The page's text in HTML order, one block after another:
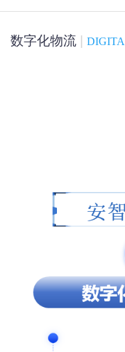
数字化物流
深耕危
为客户